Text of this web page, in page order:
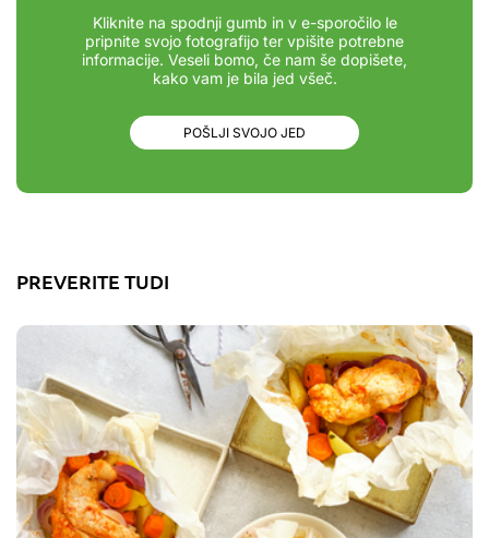
Kliknite na spodnji gumb in v e-sporočilo le
pripnite svojo fotografijo ter vpišite potrebne
informacije. Veseli bomo, če nam še dopišete,
kako vam je bila jed všeč.
POŠLJI SVOJO JED
PREVERITE TUDI